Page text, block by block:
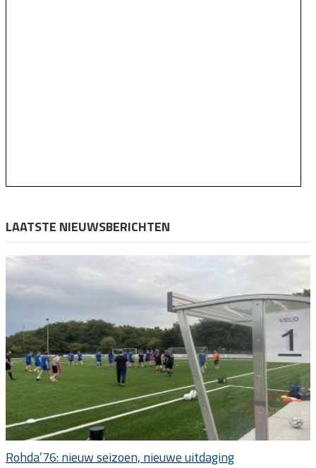
LAATSTE NIEUWSBERICHTEN
Rohda’76: nieuw seizoen, nieuwe uitdaging